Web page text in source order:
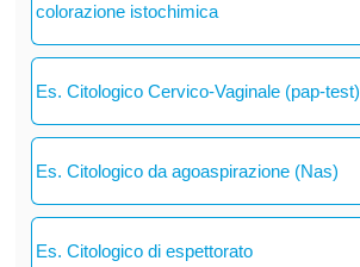
colorazione istochimica
Es. Citologico Cervico-Vaginale (pap-test)
Es. Citologico da agoaspirazione (Nas)
Es. Citologico di espettorato